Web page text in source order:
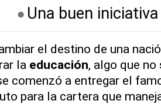
Una buen
el destino de una
la educación, algo que no
comenzó a entregar el
para la cartera que